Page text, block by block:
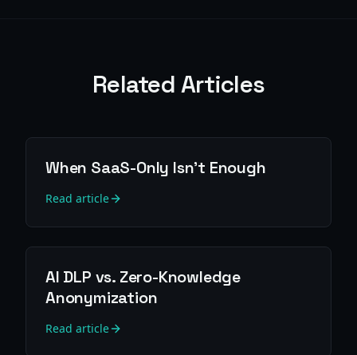
Related Articles
When SaaS-Only Isn't Enough
Read article
AI DLP vs. Zero-Knowledge
Anonymization
Read article